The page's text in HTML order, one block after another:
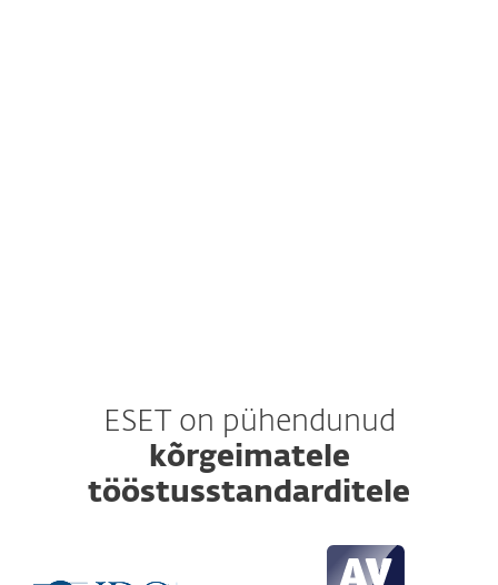
ESET on pühendunud
kõrgeimatele
tööstusstandarditele